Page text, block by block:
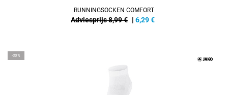
RUNNINGSOCKEN COMFORT
Adviesprijs 8,99 € | 6,29€
-30%